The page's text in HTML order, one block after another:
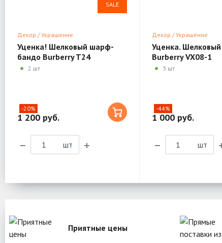
SALE
Декор / Украшение
Уценка! Шелковый шарф-
бандо Burberry T24
2 шт
-20%
1 200 руб.
шт
Декор / Украшение
Уценка.
Burberry VX08-1
3 шт
-44%
1 000 руб.
шт
Приятные цены